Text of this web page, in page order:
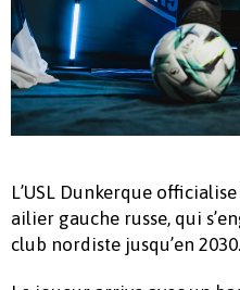
L’USL Dunkerque
ailier gauche russe, qui
club nordiste jusqu’en 2030.